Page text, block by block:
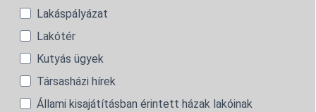
Lakáspályázat
Lakótér
Kutyás ügyek
Társasházi hírek
Állami kisajátításban érintett házak lakóinak